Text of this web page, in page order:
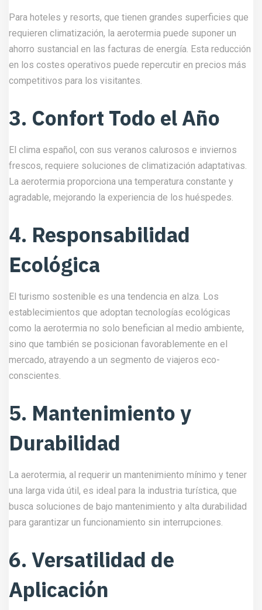
Para hoteles y resorts, que tienen grandes superficies que
requieren climatización, la aerotermia puede suponer un
ahorro sustancial en las facturas de energía. Esta reducción
en los costes operativos puede repercutir en precios más
competitivos para los visitantes.
3. Confort Todo el Año
El clima español, con sus veranos calurosos e inviernos
frescos, requiere soluciones de climatización adaptativas.
La aerotermia proporciona una temperatura constante y
agradable, mejorando la experiencia de los huéspedes.
4. Responsabilidad
Ecológica
El turismo sostenible es una tendencia en alza. Los
establecimientos que adoptan tecnologías ecológicas
como la aerotermia no solo benefician al medio ambiente,
sino que también se posicionan favorablemente en el
mercado, atrayendo a un segmento de viajeros eco-
conscientes.
5. Mantenimiento y
Durabilidad
La aerotermia, al requerir un mantenimiento mínimo y tener
una larga vida útil, es ideal para la industria turística, que
busca soluciones de bajo mantenimiento y alta durabilidad
para garantizar un funcionamiento sin interrupciones.
6. Versatilidad de
Aplicación